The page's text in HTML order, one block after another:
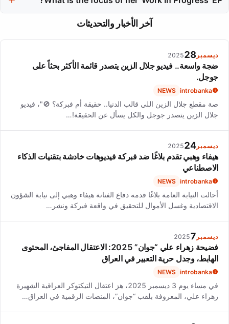
The 'Work In Progress' EP, released in March 2024, features raw
demos that she describes as older versions of herself, reflecting
آخر الأخبار والتحديثات
ديسمبر 28
2025
ضجة واسعة.. فيديو جلال الزين يتصدر قائمة الأكثر بحثاً على
جوجل.
introbanka
NEWS
صة مقطع جلال الزين اللي قالب الدنيا.. حقيقة أم فبركة؟ 🚫"، فيديو
جلال الزين يتصدر جوجل والكل يسأل عن الحقيقة!…
ديسمبر 24
2025
هيفاء وهبي تقدم بلاغًا ضد فبركة فيديوهات خادشة بتقنيات الذكاء
الاصطناعي
introbanka
NEWS
أحالت النيابة العامة بلاغًا قدمه دفاع الفنانة هيفاء وهبي إلى نيابة الشؤون
الاقتصادية وغسل الأموال للتحقيق في واقعة فبركة ونشر…
ديسمبر 7
2025
فضيحة زهراء علي “جوان” 2025: الاعتقال المفاجئ، المحتوى
الهابط، وجدل حرية التعبير في العراق
introbanka
NEWS
في مساء يوم 3 ديسمبر 2025، هز اعتقال التيكتوكر العراقية الشهيرة
زهراء علي، المعروفة بلقب “جوان”، المنصات الرقمية في العراق…